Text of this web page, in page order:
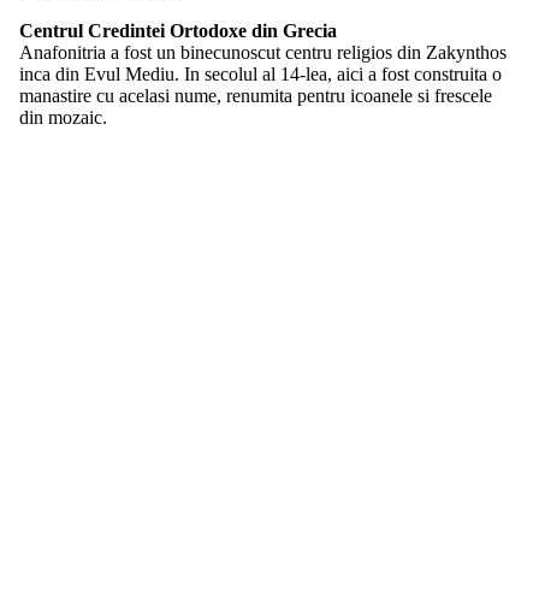
Centrul Credintei Ortodoxe din Grecia
Anafonitria a fost un binecunoscut centru religios din Zakynthos
inca din Evul Mediu. In secolul al 14-lea, aici a fost construita o
manastire cu acelasi nume, renumita pentru icoanele si frescele
din mozaic.